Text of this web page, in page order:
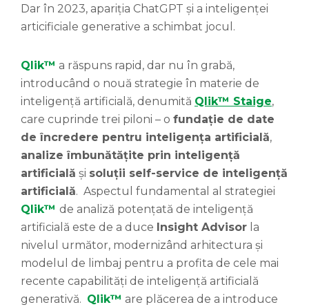
Dar în 2023, apariția ChatGPT și a inteligenței
articificiale generative a schimbat jocul.
Qlik™ a răspuns rapid, dar nu în grabă,
introducând o nouă strategie în materie de
inteligență artificială, denumită Qlik™ Staige,
care cuprinde trei piloni – o fundație de date
de încredere pentru inteligența artificială,
analize îmbunătățite prin inteligență
artificială și soluții self-service de inteligență
artificială. Aspectul fundamental al strategiei
Qlik™ de analiză potențată de inteligență
artificială este de a duce Insight Advisor la
nivelul următor, modernizând arhitectura și
modelul de limbaj pentru a profita de cele mai
recente capabilități de inteligență artificială
generativă. Qlik™ are plăcerea de a introduce